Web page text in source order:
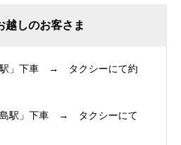
越しのお客さま
駅」下車 → タクシーにて約
島駅」下車 → タクシーにて